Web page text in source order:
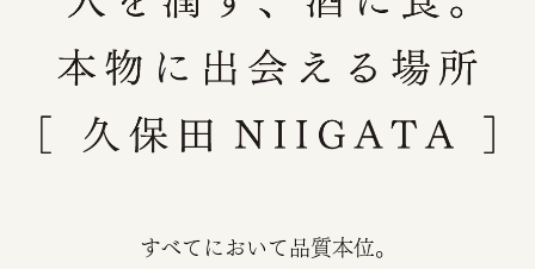
すべてにおいて品質本位。